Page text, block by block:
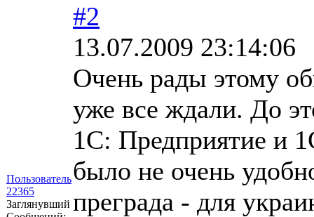
Пользователь
22365
Заглянувший
#2
13.07.2009 23:14:06
Очень рады этому
уже все ждали. До
1С: Предприятие и
было не очень
преграда - для